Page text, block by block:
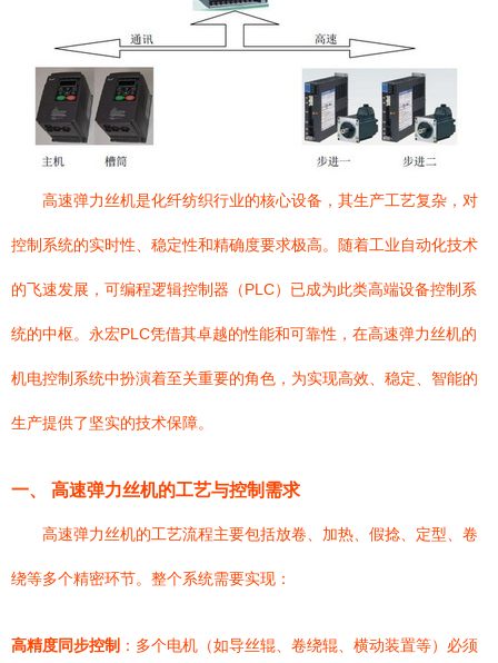
高速弹力丝机是化纤纺织行业的核心设备，其生产工艺复杂，对
控制系统的实时性、稳定性和精确度要求极高。随着工业自动化技术
的飞速发展，可编程逻辑控制器（PLC）已成为此类高端设备控制系
统的中枢。永宏PLC凭借其卓越的性能和可靠性，在高速弹力丝机的
机电控制系统中扮演着至关重要的角色，为实现高效、稳定、智能的
生产提供了坚实的技术保障。
一、 高速弹力丝机的工艺与控制需求
高速弹力丝机的工艺流程主要包括放卷、加热、假捻、定型、卷
绕等多个精密环节。整个系统需要实现：
高精度同步控制 ：多个电机（如导丝辊、卷绕辊、横动装置等）必须